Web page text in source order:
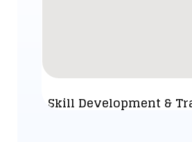
Skill Development &